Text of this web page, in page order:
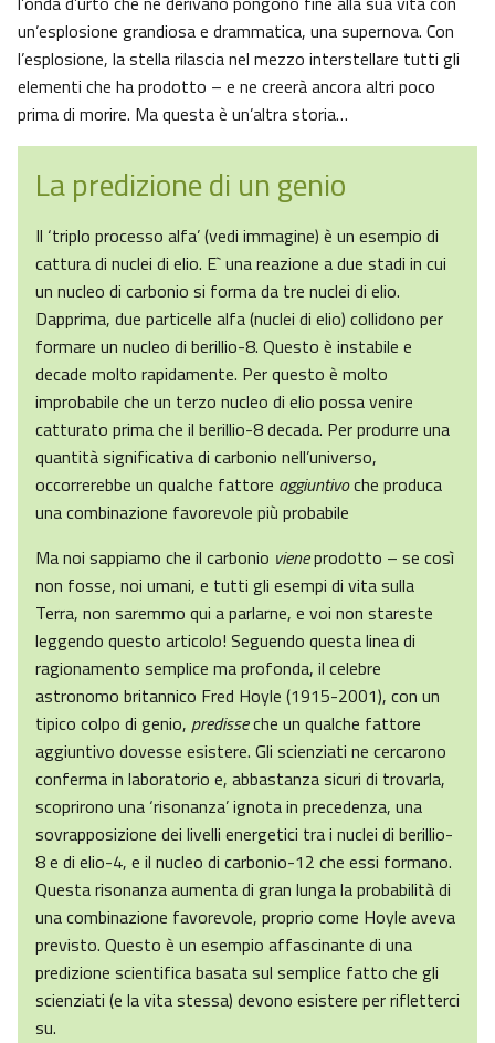
un’esplosione grandiosa e drammatica, una supernova. Con
l’esplosione, la stella rilascia nel mezzo interstellare tutti gli
elementi che ha prodotto – e ne creerà ancora altri poco
prima di morire. Ma questa è un’altra storia…
La predizione di un genio
Il ‘triplo processo alfa’ (vedi immagine) è un esempio di
cattura di nuclei di elio. E` una reazione a due stadi in cui
un nucleo di carbonio si forma da tre nuclei di elio.
Dapprima, due particelle alfa (nuclei di elio) collidono per
formare un nucleo di berillio-8. Questo è instabile e
decade molto rapidamente. Per questo è molto
improbabile che un terzo nucleo di elio possa venire
catturato prima che il berillio-8 decada. Per produrre una
quantità significativa di carbonio nell’universo,
occorrerebbe un qualche fattore aggiuntivoche produca
una combinazione favorevole più probabile
Ma noi sappiamo che il carbonio vieneprodotto – se così
non fosse, noi umani, e tutti gli esempi di vita sulla
Terra, non saremmo qui a parlarne, e voi non stareste
leggendo questo articolo! Seguendo questa linea di
ragionamento semplice ma profonda, il celebre
astronomo britannico Fred Hoyle (1915-2001), con un
tipico colpo di genio, predisseche un qualche fattore
aggiuntivo dovesse esistere. Gli scienziati ne cercarono
conferma in laboratorio e, abbastanza sicuri di trovarla,
scoprirono una ‘risonanza’ ignota in precedenza, una
sovrapposizione dei livelli energetici tra i nuclei di berillio-
8 e di elio-4, e il nucleo di carbonio-12 che essi formano.
Questa risonanza aumenta di gran lunga la probabilità di
una combinazione favorevole, proprio come Hoyle aveva
previsto. Questo è un esempio affascinante di una
predizione scientifica basata sul semplice fatto che gli
scienziati (e la vita stessa) devono esistere per rifletterci
su.